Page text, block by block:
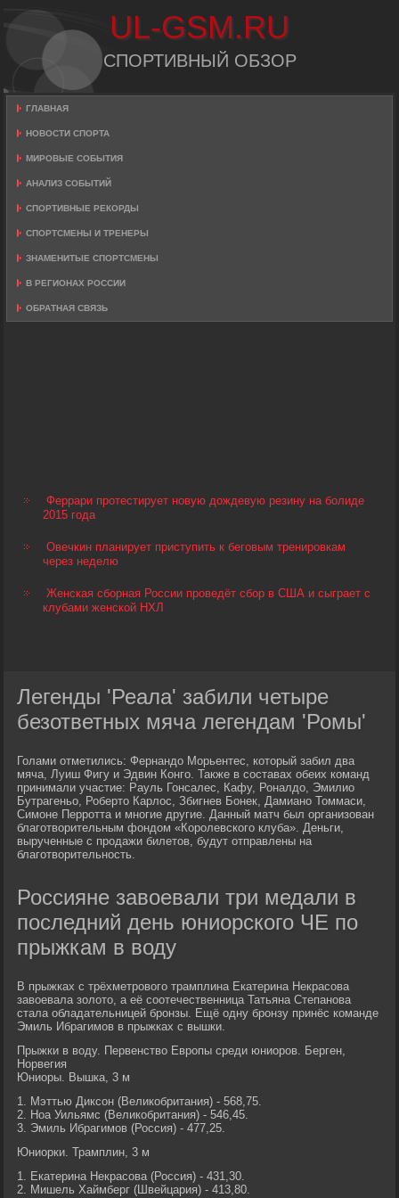
UL-GSM.RU
СПОРТИВНЫЙ ОБЗОР
ГЛАВНАЯ
НОВОСТИ СПОРТА
МИРОВЫЕ СОБЫТИЯ
АНАЛИЗ СОБЫТИЙ
СПОРТИВНЫЕ РЕКОРДЫ
СПОРТСМЕНЫ И ТРЕНЕРЫ
ЗНАМЕНИТЫЕ СПОРТСМЕНЫ
В РЕГИОНАХ РОССИИ
ОБРАТНАЯ СВЯЗЬ
Феррари протестирует новую дождевую резину на болиде
2015 года
Овечкин планирует приступить к беговым тренировкам
через неделю
Женская сборная России проведёт сбор в США и сыграет с
клубами женской НХЛ
Легенды 'Реала' забили четыре
безответных мяча легендам 'Ромы'
Голами отметились: Фернандо Морьентес, который забил два
мяча, Луиш Фигу и Эдвин Конго. Также в составах обеих команд
принимали участие: Рауль Гонсалес, Кафу, Роналдо, Эмилио
Бутрагеньо, Роберто Карлос, Збигнев Бонек, Дамиано Томмаси,
Симоне Перротта и многие другие. Данный матч был организован
благотворительным фондом «Королевского клуба». Деньги,
вырученные с продажи билетов, будут отправлены на
благотворительность.
Россияне завоевали три медали в
последний день юниорского ЧЕ по
прыжкам в воду
В прыжках с трёхметрового трамплина Екатерина Некрасова
завоевала золото, а её соотечественница Татьяна Степанова
стала обладательницей бронзы. Ещё одну бронзу принёс команде
Эмиль Ибрагимов в прыжках с вышки.
Прыжки в воду. Первенство Европы среди юниоров. Берген,
Норвегия
Юниоры. Вышка, 3 м
1. Мэттью Диксон (Великобритания) - 568,75.
2. Ноа Уильямс (Великобритания) - 546,45.
3. Эмиль Ибрагимов (Россия) - 477,25.
Юниорки. Трамплин, 3 м
1. Екатерина Некрасова (Россия) - 431,30.
2. Мишель Хаймберг (Швейцария) - 413,80.